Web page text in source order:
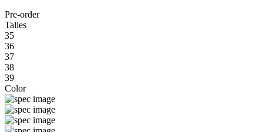
Pre-order
Talles
35
36
37
38
39
Color